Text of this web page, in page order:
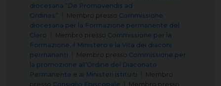
diocesana “De Promovendis ad
Ordines”
Membro presso Commissione
diocesana per la Formazione permanente del
Clero
Membro presso Commissione per la
Formazione, il Ministero e la Vita dei diaconi
permanenti
Membro presso Commissione per
la promozione all’Ordine del Diaconato
Permanente e ai Ministeri istituiti
Membro
presso Consiglio Episcopale Membro presso